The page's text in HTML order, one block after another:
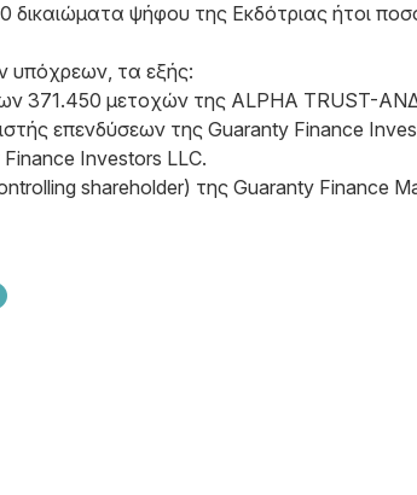
ψήφου της Εκδότριας ήτοι
υπόχρεων, τα εξής:
371.450 μετοχών της ALPHA TRUST-
επενδύσεων της Guaranty Finance
Investors LLC.
shareholder) της Guaranty Finance